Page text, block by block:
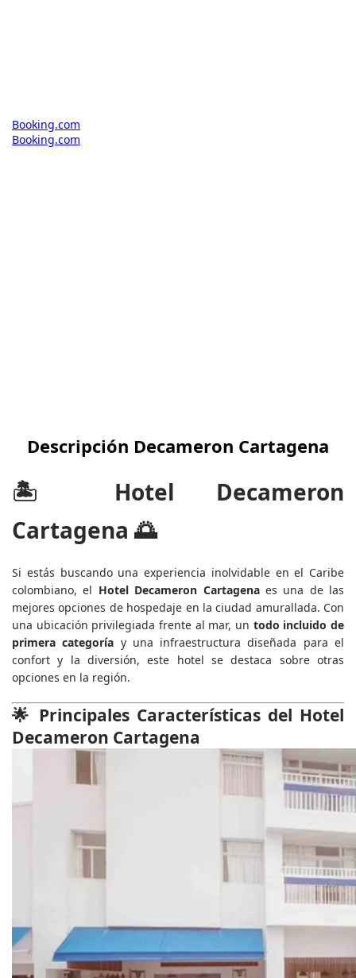
Booking.com
Booking.com
Descripción Decameron Cartagena
🏝️ Hotel Decameron
Cartagena 🌅
Si estás buscando una experiencia inolvidable en el Caribe
colombiano, el Hotel Decameron Cartagenaes una de las
mejores opciones de hospedaje en la ciudad amurallada. Con
una ubicación privilegiada frente al mar, un todo incluido de
primera categoría y una infraestructura diseñada para el
confort y la diversión, este hotel se destaca sobre otras
opciones en la región.
🌟 Principales Características del Hotel
Decameron Cartagena